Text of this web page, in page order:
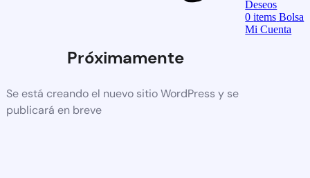
Próximamente
Se está creando el nuevo sitio WordPress y se
publicará en breve
Deseos
0items Bolsa
Mi Cuenta